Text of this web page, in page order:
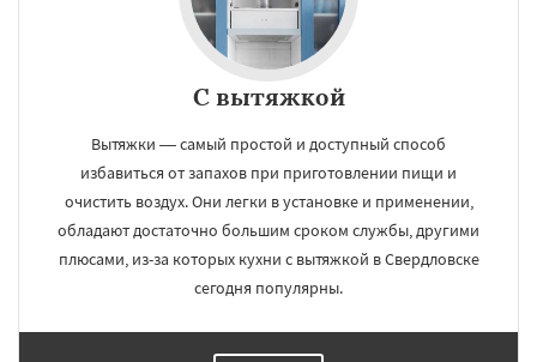
С вытяжкой
Вытяжки — самый простой и доступный способ
избавиться от запахов при приготовлении пищи и
очистить воздух. Они легки в установке и применении,
обладают достаточно большим сроком службы, другими
плюсами, из-за которых кухни с вытяжкой в Свердловске
сегодня популярны.